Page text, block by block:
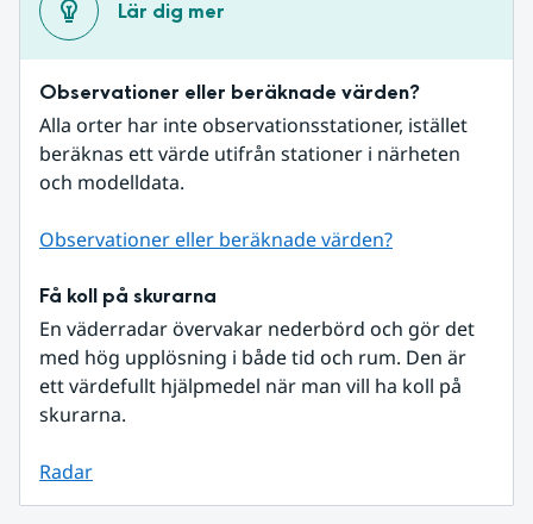
Lär dig mer
Observationer eller beräknade värden?
Alla orter har inte observationsstationer, istället
beräknas ett värde utifrån stationer i närheten
och modelldata.
Observationer eller beräknade värden?
Få koll på skurarna
En väderradar övervakar nederbörd och gör det
med hög upplösning i både tid och rum. Den är
ett värdefullt hjälpmedel när man vill ha koll på
skurarna.
Radar